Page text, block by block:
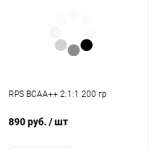
RPS BCAA++ 2:1:1 200 гр
890 руб. / шт